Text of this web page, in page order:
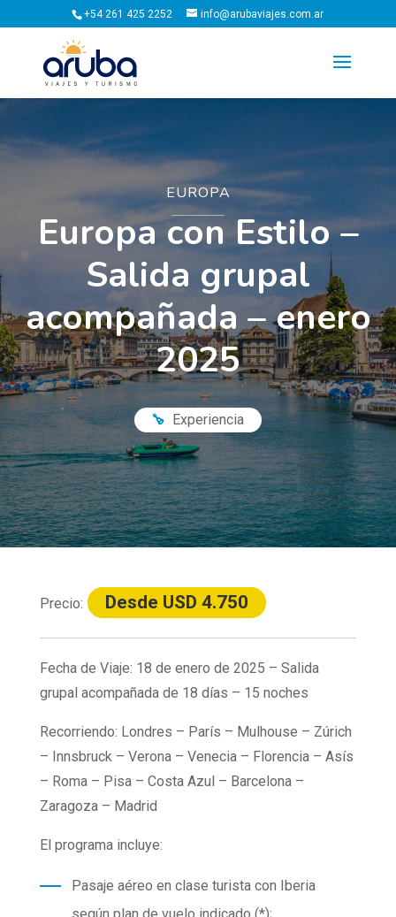
+54 261 425 2252 info@arubaviajes.com.ar
EUROPA
Europa con Estilo –
Salida grupal
acompañada – enero
2025
Experiencia
Precio: Desde USD 4.750
Fecha de Viaje: 18 de enero de 2025 – Salida
grupal acompañada de 18 días – 15 noches
Recorriendo: Londres – París – Mulhouse – Zúrich
– Innsbruck – Verona – Venecia – Florencia – Asís
– Roma – Pisa – Costa Azul – Barcelona –
Zaragoza – Madrid
El programa incluye:
Pasaje aéreo en clase turista con Iberia